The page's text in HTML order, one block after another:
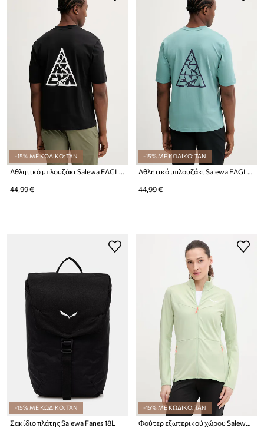
-15% ΜΕ ΚΩΔΙΚΟ: TAN
Αθλητικό μπλουζάκι Salewa EAGLE LOOSE
44,99 €
-15% ΜΕ ΚΩΔΙΚΟ: TAN
Αθλητικό μπλουζάκι Salewa EAGLE LOOSE
44,99 €
-15% ΜΕ ΚΩΔΙΚΟ: TAN
Σακίδιο πλάτης Salewa Fanes 18L
-15% ΜΕ ΚΩΔΙΚΟ: TAN
Φούτερ εξωτερικού χώρου Salewa Puez Cammino